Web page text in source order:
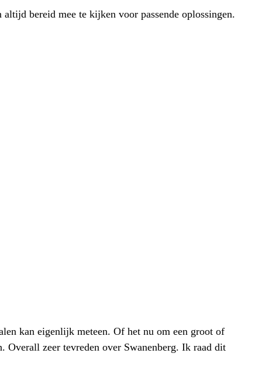
bereid mee te kijken voor passende oplossingen.
kan eigenlijk meteen. Of het nu om een groot of
Overall zeer tevreden over Swanenberg. Ik raad dit